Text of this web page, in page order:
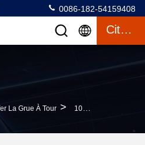
0086-182-54159408
Citation
La Grue À Tour > 10TONS QTD5020 Grue À Tour De Levage Type D'escalade Extérieure